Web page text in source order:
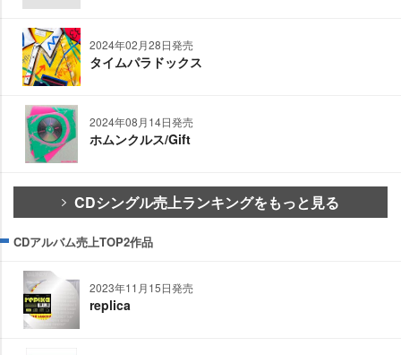
2024年02月28日発売
タイムパラドックス
2024年08月14日発売
ホムンクルス/Gift
CDシングル売上ランキングをもっと見る
CDアルバム売上TOP2作品
2023年11月15日発売
replica